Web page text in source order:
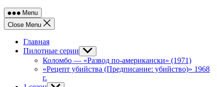
Menu
Close Menu
Главная
Пилотные серии Show
sub
menu
Коломбо — «Развод по-американски» (1971)
«Рецепт убийства (Предписание: убийство)» 1968
г.